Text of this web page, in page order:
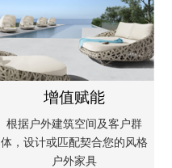
增值赋能
根据户外建筑空间及客户群
体，设计或匹配契合您的风格
户外家具